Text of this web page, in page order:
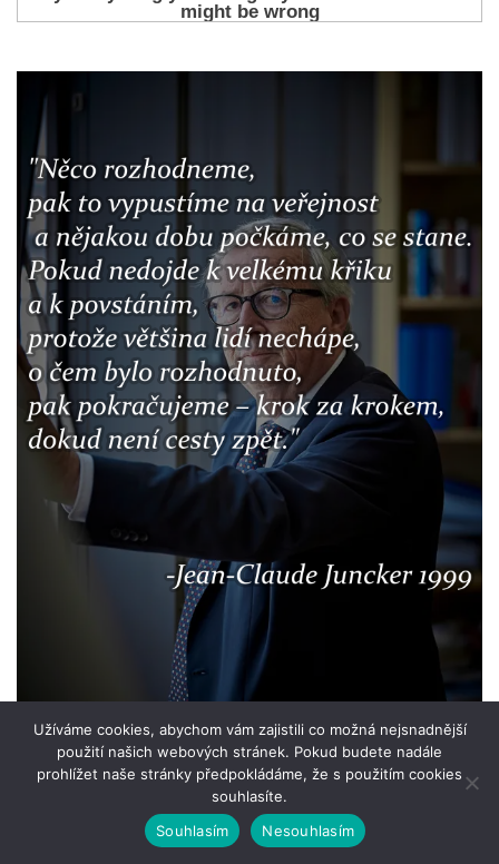
Užíváme cookies, abychom vám zajistili co možná nejsnadnější
použití našich webových stránek. Pokud budete nadále
prohlížet naše stránky předpokládáme, že s použitím cookies
souhlasíte.
Souhlasím
Nesouhlasím